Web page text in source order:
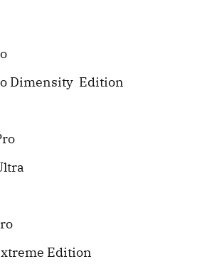
Dimensity Edition
Edition